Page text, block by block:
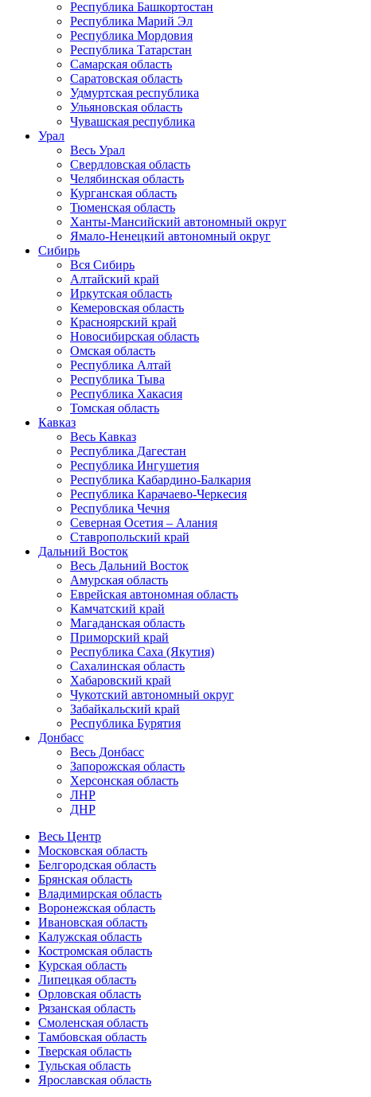
Республика Башкортостан
Республика Марий Эл
Республика Мордовия
Республика Татарстан
Самарская область
Саратовская область
Удмуртская республика
Ульяновская область
Чувашская республика
Урал
Весь Урал
Свердловская область
Челябинская область
Курганская область
Тюменская область
Ханты-Мансийский автономный округ
Ямало-Ненецкий автономный округ
Сибирь
Вся Сибирь
Алтайский край
Иркутская область
Кемеровская область
Красноярский край
Новосибирская область
Омская область
Республика Алтай
Республика Тыва
Республика Хакасия
Томская область
Кавказ
Весь Кавказ
Республика Дагестан
Республика Ингушетия
Республика Кабардино-Балкария
Республика Карачаево-Черкесия
Республика Чечня
Северная Осетия – Алания
Ставропольский край
Дальний Восток
Весь Дальний Восток
Амурская область
Еврейская автономная область
Камчатский край
Магаданская область
Приморский край
Республика Саха (Якутия)
Сахалинская область
Хабаровский край
Чукотский автономный округ
Забайкальский край
Республика Бурятия
Донбасс
Весь Донбасс
Запорожская область
Херсонская область
ЛНР
ДНР
Весь Центр
Московская область
Белгородская область
Брянская область
Владимирская область
Воронежская область
Ивановская область
Калужская область
Костромская область
Курская область
Липецкая область
Орловская область
Рязанская область
Смоленская область
Тамбовская область
Тверская область
Тульская область
Ярославская область